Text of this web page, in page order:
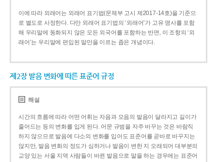
이에 따라 외래어는 외래어 표기법(문체부 고시 제2017-14호)을 기준으
로 별도로 사정한다. 다만 외래어 표기법의 ‘외래어’가 고유 명사를 포함
해 우리말에 동화되지 않은 모든 외국어를 포함하는 반면, 이 조항의 ‘외
래어’는 우리말에 편입된 말만을 이르는 좁은 개념이다.
제2장 발음 변화에 따른 표준어 규정
해설
시간의 흐름에 따라 어떤 어휘는 자음과 모음의 발음이 달라지고 길이가
줄어드는 등의 변화를 입게 된다. 어문 규범을 자주 바꾸는 것은 바람직
하지 않으므로 발음에 다소의 변화를 입어도 표준어를 곧바로 바꾸지는
않지만, 발음 변화의 정도가 심하거나 발음이 변한 지 오래되어 대부분의
교양 있는 서울 지역 사람들이 바뀐 발음으로 말을 하는 경우에는 표준어